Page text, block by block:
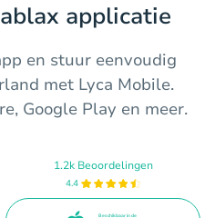
applicatie
en stuur eenvoudig
met Lyca Mobile.
Google Play en meer.
1.2k Beoordelingen
4.4
Beschikbaar in de